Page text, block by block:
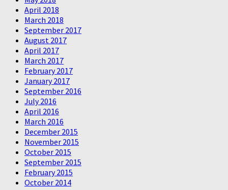
April 2018
March 2018
September 2017
August 2017
April 2017
March 2017
February 2017
January 2017
September 2016
July 2016
April 2016
March 2016
December 2015
November 2015
October 2015
September 2015
February 2015
October 2014